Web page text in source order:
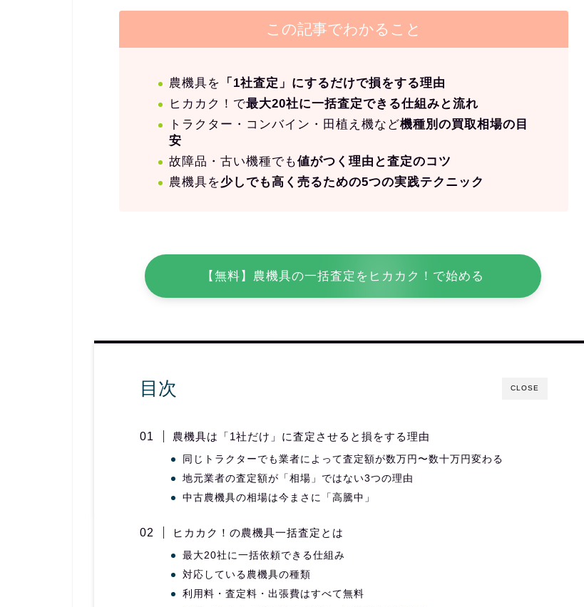
この記事でわかること
農機具を
「1社査定」にするだけで損をする理由
ヒカカク！で最大20社に一括査定できる仕組みと流れ
トラクター・コンバイン・田植え機など機種別の買取相場の目
安
故障品・古い機種でも値がつく理由と査定のコツ
農機具を少しでも高く売るための5つの実践テクニック
【無料】農機具の一括査定をヒカカク！で始める
CLOSE
目次
農機具は「1社だけ」に査定させると損をする理由
同じトラクターでも業者によって査定額が数万円〜数十万円変わる
地元業者の査定額が「相場」ではない3つの理由
中古農機具の相場は今まさに「高騰中」
ヒカカク！の農機具一括査定とは
最大20社に一括依頼できる仕組み
対応している農機具の種類
利用料・査定料・出張費はすべて無料